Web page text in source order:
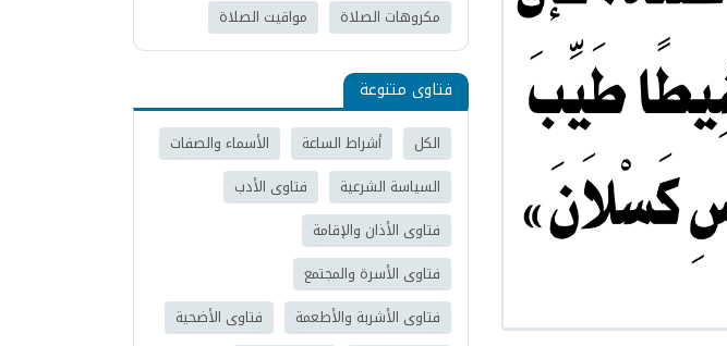
مكروهات الصلاة
مواقيت الصلاة
فتاوى متنوعة
الكل أشراط الساعة
الأسماء والصفات
السياسة الشرعية
فتاوى الأدب
فتاوى الأذان والإقامة
فتاوى الأسرة والمجتمع
فتاوى الأشربة والأطعمة
فتاوى الأضحية